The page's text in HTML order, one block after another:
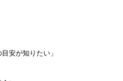
安が知りたい」